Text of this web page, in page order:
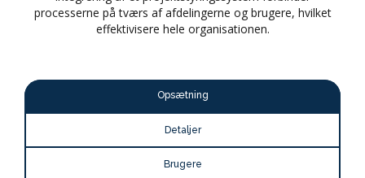
Integrering af et projektstyringssystem forbinder
processerne på tværs af afdelingerne og brugere, hvilket
Opsætning
Detaljer